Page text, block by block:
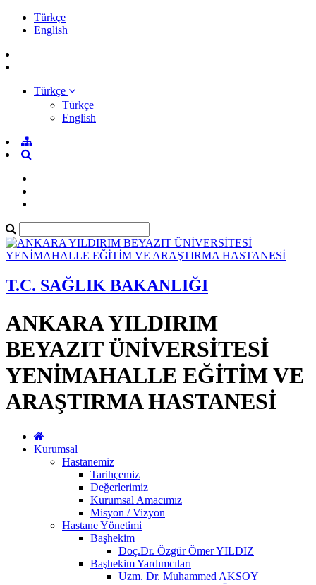
Türkçe
English
Türkçe
Türkçe
English
T.C. SAĞLIK BAKANLIĞI
ANKARA YILDIRIM
BEYAZIT ÜNİVERSİTESİ
YENİMAHALLE EĞİTİM VE
ARAŞTIRMA HASTANESİ
Kurumsal
Hastanemiz
Tarihçemiz
Değerlerimiz
Kurumsal Amacımız
Misyon / Vizyon
Hastane Yönetimi
Başhekim
Doç.Dr. Özgür Ömer YILDIZ
Başhekim Yardımcıları
Uzm. Dr. Muhammed AKSOY